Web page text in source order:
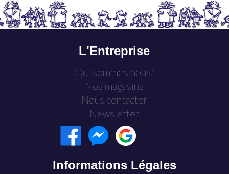
L'Entreprise
Qui sommes nous?
Nos magasins
Nous contacter
Newsletter
Informations Légales